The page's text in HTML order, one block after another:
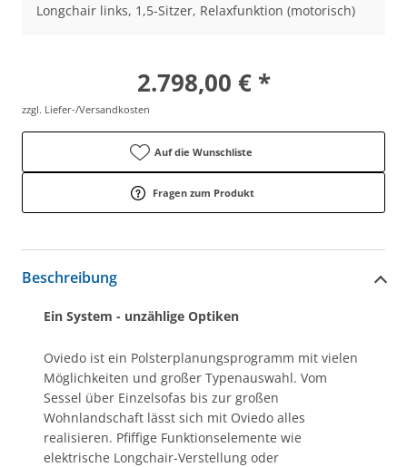
Longchair links, 1,5-Sitzer, Relaxfunktion (motorisch)
2.798,00 € *
zzgl. Liefer-/Versandkosten
Auf die Wunschliste
Fragen zum Produkt
Beschreibung
Ein System - unzählige Optiken
Oviedo ist ein Polsterplanungsprogramm mit vielen
Möglichkeiten und großer Typenauswahl. Vom
Sessel über Einzelsofas bis zur großen
Wohnlandschaft lässt sich mit Oviedo alles
realisieren. Pfiffige Funktionselemente wie
elektrische Longchair-Verstellung oder